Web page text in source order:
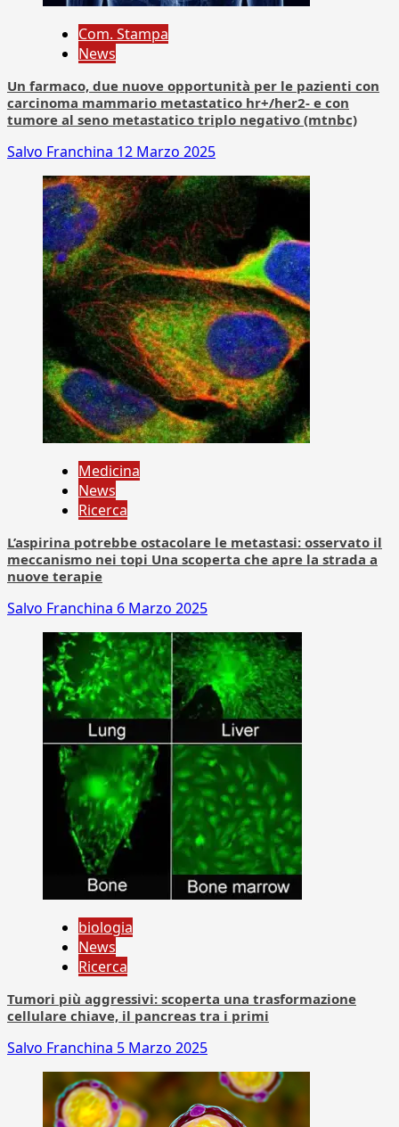
Com. Stampa
News
Un farmaco, due nuove opportunità per le pazienti con
carcinoma mammario metastatico hr+/her2- e con
tumore al seno metastatico triplo negativo (mtnbc)
Salvo Franchina 12 Marzo 2025
Medicina
News
Ricerca
L’aspirina potrebbe ostacolare le metastasi: osservato il
meccanismo nei topi Una scoperta che apre la strada a
nuove terapie
Salvo Franchina 6 Marzo 2025
biologia
News
Ricerca
Tumori più aggressivi: scoperta una trasformazione
cellulare chiave, il pancreas tra i primi
Salvo Franchina 5 Marzo 2025